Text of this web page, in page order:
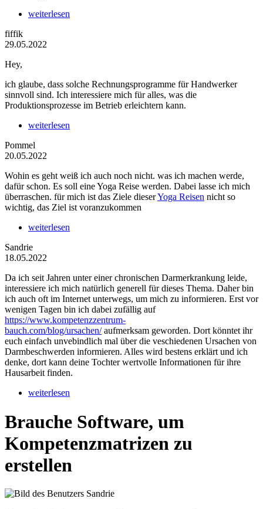
weiterlesen
fiffik
29.05.2022
Hey,
ich glaube, dass solche Rechnungsprogramme für Handwerker
sinnvoll sind. Ich interessiere mich für alles, was die
Produktionsprozesse im Betrieb erleichtern kann.
weiterlesen
Pommel
20.05.2022
Wohin es geht weiß ich auch noch nicht. was ich machen werde,
dafür schon. Es soll eine Yoga Reise werden. Dabei lasse ich mich
überraschen. für mich ist das Ziele dieserYoga Reisen nicht so
wichtig, das Ziel ist voranzukommen
weiterlesen
Sandrie
18.05.2022
Da ich seit Jahren unter einer chronischen Darmerkrankung leide,
interessiere ich mich natürlich generell für dieses Thema. Daher bin
ich auch oft im Internet unterwegs, um mich zu informieren. Erst vor
wenigen Tagen bin ich dabei zufällig auf
https://www.kompetenzzentrum-
bauch.com/blog/ursachen/aufmerksam geworden. Dort könntet ihr
euch einfach unvebindlich mal über die veschiedenen Ursachen von
Darmbeschwerden informieren. Alles wird bestens erklärt und ich
denke, dort kann deine Tochter wertvolle Informationen für ihre
Hausarbeit finden.
weiterlesen
Brauche Software, um
Kompetenzmatrizen zu
erstellen